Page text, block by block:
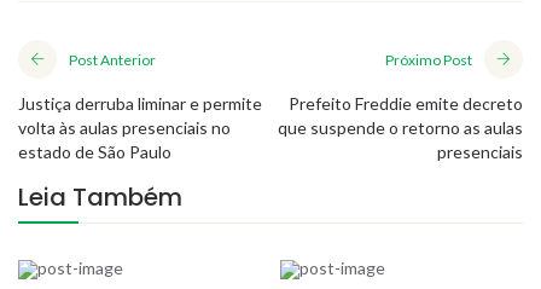
Post Anterior
Justiça derruba liminar e permite
volta às aulas presenciais no
estado de São Paulo
Próximo Post
Prefeito Freddie emite decreto
que suspende o retorno as aulas
presenciais
Leia Também